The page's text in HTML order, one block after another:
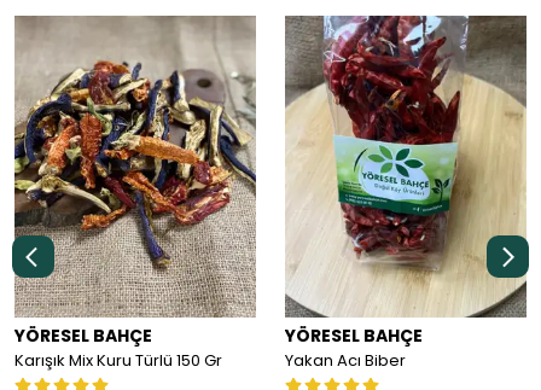
YÖRESEL BAHÇE
Karışık Mix Kuru Türlü 150 Gr
YÖRESEL BAHÇE
Yakan Acı Biber